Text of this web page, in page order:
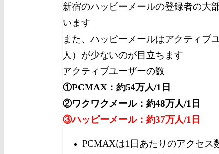
新宿のハッピーメールの登録者の大
います
また、ハッピーメールはアクティブ
人）が少ないのが目立ちます
アクティブユーザーの数
①PCMAX：約54万人/1日
②ワクワクメール：約48万人/1日
③ハッピーメール：約37万人/1日
PCMAXは1日あたりのアクセス